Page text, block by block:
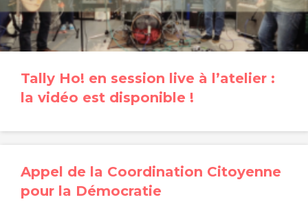
Tally Ho! en session live à l’atelier :
la vidéo est disponible !
Appel de la Coordination Citoyenne
pour la Démocratie